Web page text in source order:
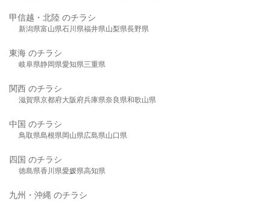
甲信越・北陸 のチラシ
新潟県富山県石川県福井県山梨県長野県
東海 のチラシ
岐阜県静岡県愛知県三重県
関西 のチラシ
滋賀県京都府大阪府兵庫県奈良県和歌山県
中国 のチラシ
鳥取県島根県岡山県広島県山口県
四国 のチラシ
徳島県香川県愛媛県高知県
九州・沖縄 のチラシ